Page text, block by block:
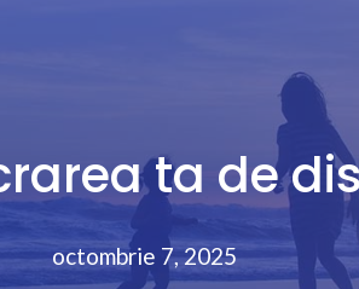
ta de
octombrie 7, 2025